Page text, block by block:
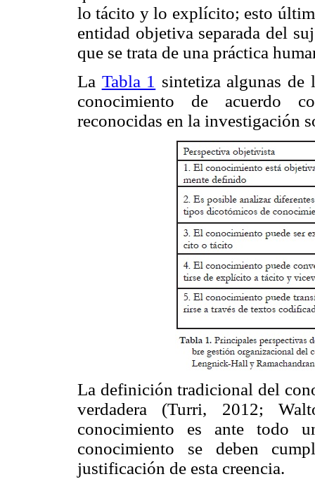
lo tácito y lo explícito; esto
entidad objetiva separada del
que se trata de una práctica
La Tabla 1 sintetiza algunas de
conocimiento de acuerdo
reconocidas en la investigación
La definición tradicional del
verdadera (Turri, 2012;
conocimiento es ante todo
conocimiento se deben
justificación de esta creencia.